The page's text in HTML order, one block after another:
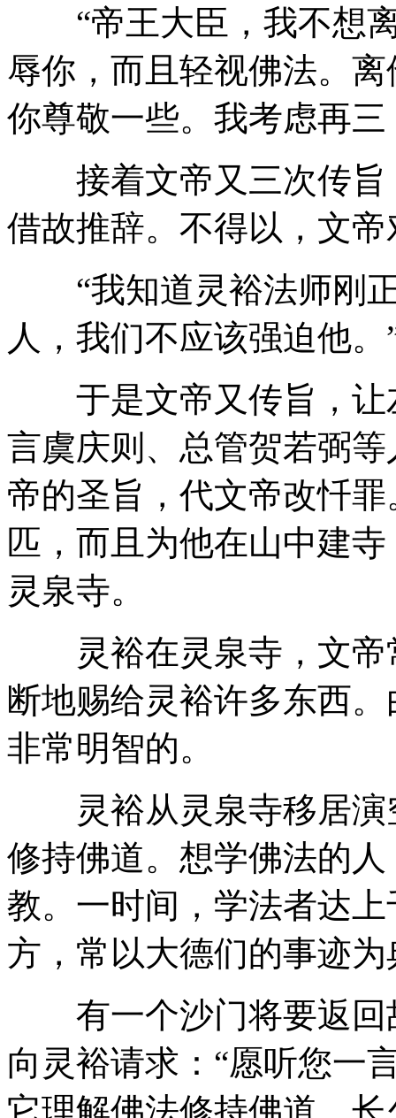
“帝王大臣，我不想离
辱你，而且轻视佛法。
你尊敬一些。我考虑再
接着文帝又三次传旨
借故推辞。不得以，文
“我知道灵裕法师刚正
人，我们不应该强迫他。
于是文帝又传旨，让
言虞庆则、总管贺若弼
帝的圣旨，代文帝改忏
匹，而且为他在山中建
灵泉寺。
灵裕在灵泉寺，文帝
断地赐给灵裕许多东西
非常明智的。
灵裕从灵泉寺移居演
修持佛道。想学佛法的
教。一时间，学法者达
方，常以大德们的事迹
有一个沙门将要返回
向灵裕请求：“愿听您一
它理解佛法修持佛道，